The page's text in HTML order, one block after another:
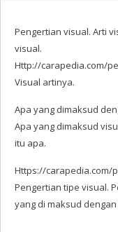
Pengertian visual. Arti
visual.
Http://carapedia.com/
Visual artinya.
Apa yang dimaksud
Apa yang dimaksud
itu apa.
Https://carapedia.com/
Pengertian tipe visual.
yang di maksud